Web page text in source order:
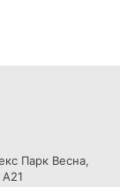
Парк Весна,